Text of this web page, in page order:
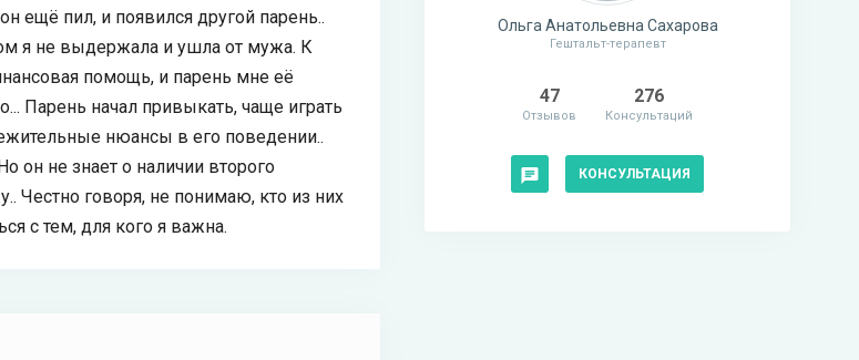
ещё пил, и появился другой парень..
я не выдержала и ушла от мужа. К
помощь, и парень мне её
Парень начал привыкать, чаще играть
нюансы в его поведении..
не знает о наличии второго
Честно говоря, не понимаю, кто из них
с тем, для кого я важна.
Ольга Анатольевна Сахарова
Гештальт-терапевт
47
Отзывов
276
Консультаций
КОНСУЛЬТАЦИЯ